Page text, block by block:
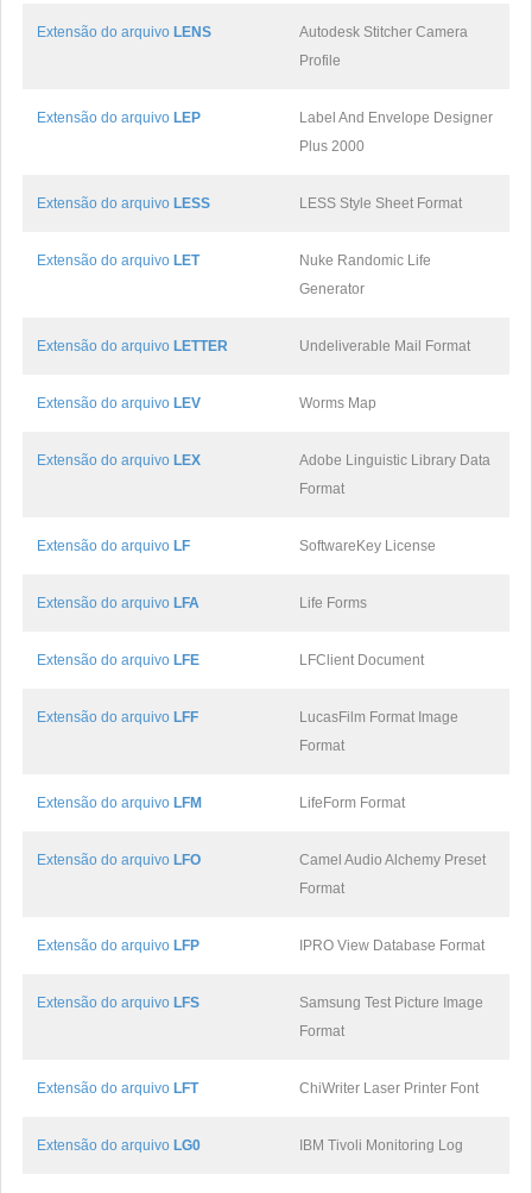
Extensão do arquivo LENS
Autodesk Stitcher Camera
Profile
Extensão do arquivo LEP
Label And Envelope Designer
Plus 2000
Extensão do arquivo LESS LESS Style Sheet Format
Extensão do arquivo LET
Nuke Randomic Life
Generator
Extensão do arquivo LETTER Undeliverable Mail Format
Extensão do arquivo LEV Worms Map
Extensão do arquivo LEX
Adobe Linguistic Library Data
Format
Extensão do arquivo LF SoftwareKey License
Extensão do arquivo LFA Life Forms
Extensão do arquivo LFE LFClient Document
Extensão do arquivo LFF
LucasFilm Format Image
Format
Extensão do arquivo LFM LifeForm Format
Extensão do arquivo LFO
Camel Audio Alchemy Preset
Format
Extensão do arquivo LFP IPRO View Database Format
Extensão do arquivo LFS
Samsung Test Picture Image
Format
Extensão do arquivo LFT ChiWriter Laser Printer Font
Extensão do arquivo LG0 IBM Tivoli Monitoring Log